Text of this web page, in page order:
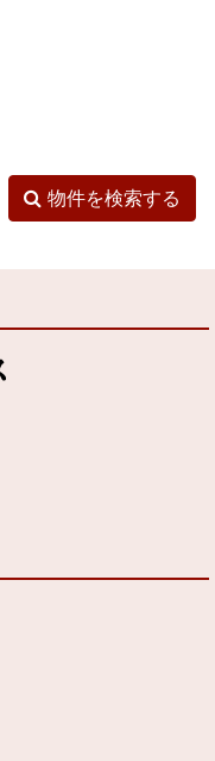
物件を検索する